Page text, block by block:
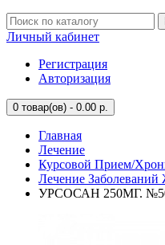
Личный кабинет
Регистрация
Авторизация
0 товар(ов) - 0.00 р.
Главная
Лечение
Курсовой Прием/
Лечение
УРСОСАН 250МГ.